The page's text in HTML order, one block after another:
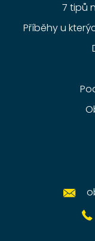
7 tipů
Příběhy u